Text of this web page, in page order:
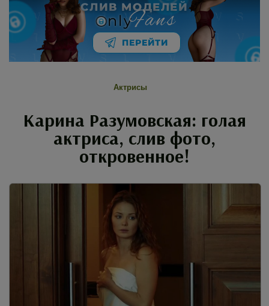
СЛИВ МОДЕЛЕЙ
nlyFans
ПЕРЕЙТИ
Актрисы
Карина Разумовская: голая
актриса, слив фото,
откровенное!